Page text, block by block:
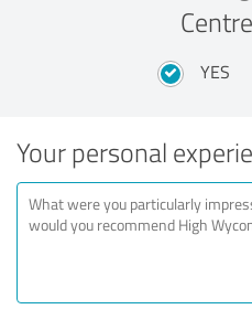
YES
Your personal